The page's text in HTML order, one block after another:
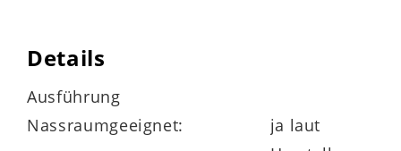
Praktischerweise ist die Rückseite der für
Fußbodenheizungen geeigneten Fußmatte
Details
Ausführung
Nassraumgeeignet:
ja laut